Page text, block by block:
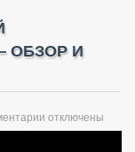
ОБЗОР И
к
записи
отключены